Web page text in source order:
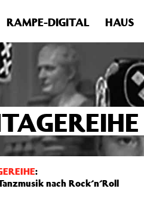
seit Version 4.4.0 veraltet!
RAMPE-DIGITAL HAUS
:
nach Rock´n´Roll